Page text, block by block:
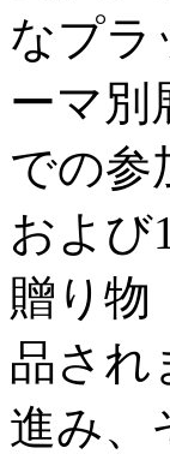
なプラ
ーマ別
での参
および
贈り物
品され
進み、